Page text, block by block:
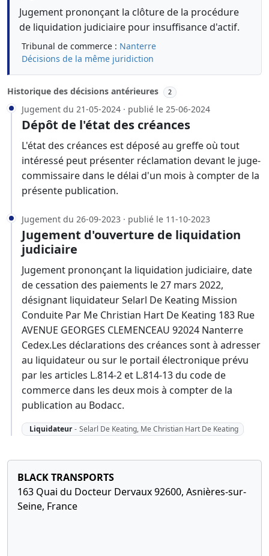
Jugement prononçant la clôture de la procédure
de liquidation judiciaire pour insuffisance d'actif.
Tribunal de commerce : Nanterre
Décisions de la même juridiction
Historique des décisions antérieures 2
Jugement du 21-05-2024 · publié le 25-06-2024
Dépôt de l'état des créances
L'état des créances est déposé au greffe où tout
intéressé peut présenter réclamation devant le juge-
commissaire dans le délai d'un mois à compter de la
présente publication.
Jugement du 26-09-2023 · publié le 11-10-2023
Jugement d'ouverture de liquidation
judiciaire
Jugement prononçant la liquidation judiciaire, date
de cessation des paiements le 27 mars 2022,
désignant liquidateur Selarl De Keating Mission
Conduite Par Me Christian Hart De Keating 183 Rue
AVENUE GEORGES CLEMENCEAU 92024 Nanterre
Cedex.Les déclarations des créances sont à adresser
au liquidateur ou sur le portail électronique prévu
par les articles L.814-2 et L.814-13 du code de
commerce dans les deux mois à compter de la
publication au Bodacc.
Liquidateur - Selarl De Keating, Me Christian Hart De Keating
BLACK TRANSPORTS
163 Quai du Docteur Dervaux 92600, Asnières-sur-
Seine, France